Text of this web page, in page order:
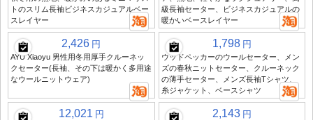
トのスリム長袖ビジネスカジュアルベー
スレイヤー
級長袖セーター、ビジネスカジュアルの
暖かいベースレイヤー
2,426 円
AYU Xiaoyu 男性用冬用厚手クルーネッ
クセーター(長袖、その下は暖かく多用途
なウールニットウェア)
1,798 円
ウッドペッカーのウールセーター、メン
ズの春秋ニットセーター、クルーネック
の薄手セーター、メンズ長袖Tシャツ、
糸ジャケット、ベースシャツ
12,021 円 2,143 円